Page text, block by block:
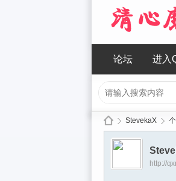
论坛 进入
›
StevekaX
http://